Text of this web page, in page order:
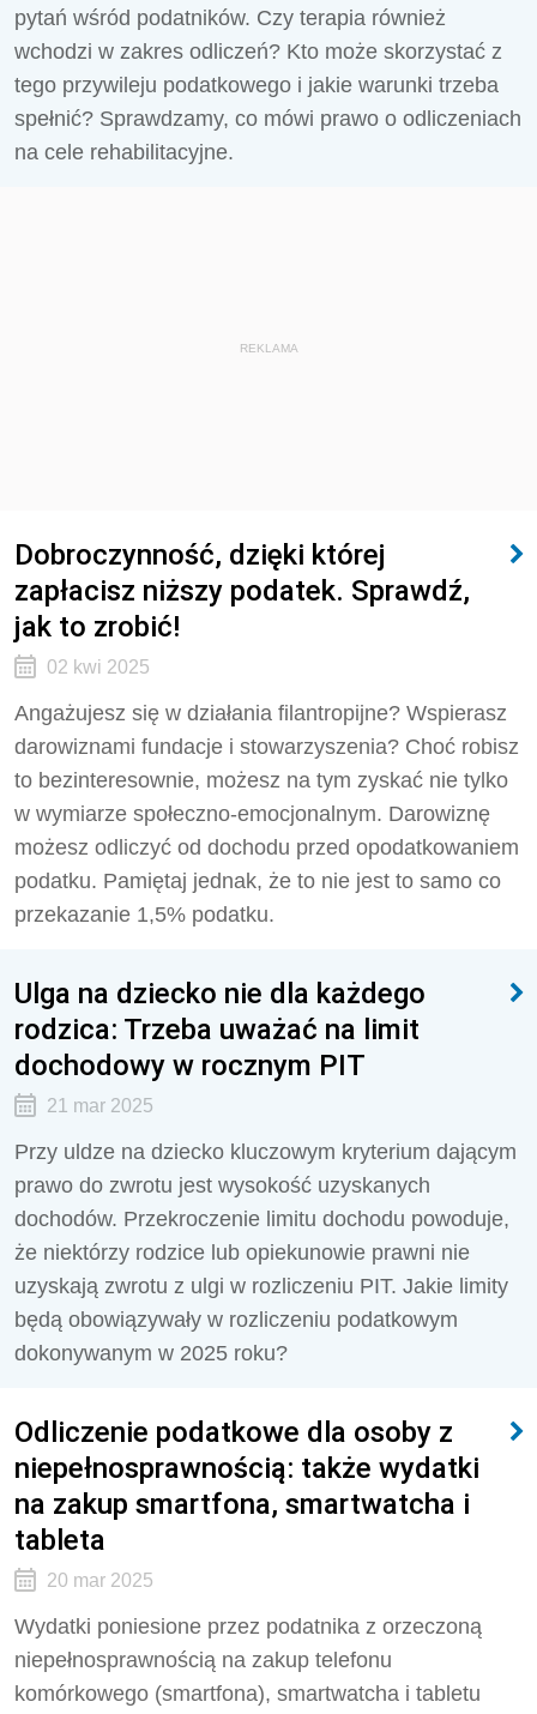
pytań wśród podatników. Czy terapia również
wchodzi w zakres odliczeń? Kto może skorzystać z
tego przywileju podatkowego i jakie warunki trzeba
spełnić? Sprawdzamy, co mówi prawo o odliczeniach
na cele rehabilitacyjne.
REKLAMA
Dobroczynność, dzięki której
zapłacisz niższy podatek. Sprawdź,
jak to zrobić!
02 kwi 2025
Angażujesz się w działania filantropijne? Wspierasz
darowiznami fundacje i stowarzyszenia? Choć robisz
to bezinteresownie, możesz na tym zyskać nie tylko
w wymiarze społeczno-emocjonalnym. Darowiznę
możesz odliczyć od dochodu przed opodatkowaniem
podatku. Pamiętaj jednak, że to nie jest to samo co
przekazanie 1,5% podatku.
Ulga na dziecko nie dla każdego
rodzica: Trzeba uważać na limit
dochodowy w rocznym PIT
21 mar 2025
Przy uldze na dziecko kluczowym kryterium dającym
prawo do zwrotu jest wysokość uzyskanych
dochodów. Przekroczenie limitu dochodu powoduje,
że niektórzy rodzice lub opiekunowie prawni nie
uzyskają zwrotu z ulgi w rozliczeniu PIT. Jakie limity
będą obowiązywały w rozliczeniu podatkowym
dokonywanym w 2025 roku?
Odliczenie podatkowe dla osoby z
niepełnosprawnością: także wydatki
na zakup smartfona, smartwatcha i
tableta
20 mar 2025
Wydatki poniesione przez podatnika z orzeczoną
niepełnosprawnością na zakup telefonu
komórkowego (smartfona), smartwatcha i tabletu